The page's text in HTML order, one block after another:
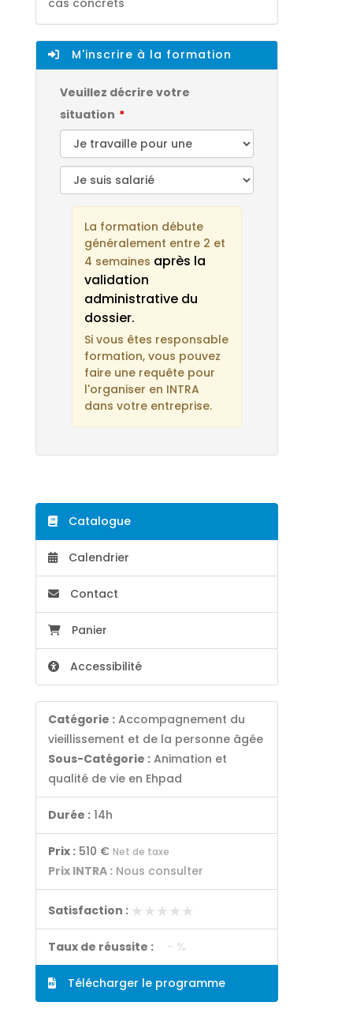
M'inscrire à la formation
Veuillez décrire votre
situation
La formation débute
généralement entre 2 et
4 semaines après la
validation
administrative du
dossier.
Si vous êtes responsable
formation, vous pouvez
faire une requête pour
l'organiser en INTRA
dans votre entreprise.
Catalogue
Calendrier
Contact
Panier
Accessibilité
Catégorie : Accompagnement du
vieillissement et de la personne âgée
Sous-Catégorie : Animation et
qualité de vie en Ehpad
Durée :14h
Prix : 510 € Net de taxe
Prix INTRA :Nous consulter
Satisfaction : ★★★★★
★★★★★
Taux de réussite : - %
Télécharger le programme